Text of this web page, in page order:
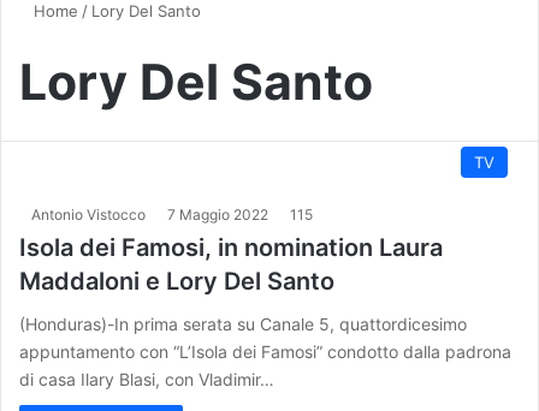
Home / Lory Del Santo
Lory Del Santo
TV
Antonio Vistocco 7 Maggio 2022 115
Isola dei Famosi, in nomination Laura
Maddaloni e Lory Del Santo
(Honduras)-In prima serata su Canale 5, quattordicesimo
appuntamento con “L’Isola dei Famosi” condotto dalla padrona
di casa Ilary Blasi, con Vladimir…